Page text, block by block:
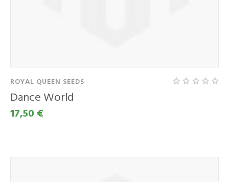
ROYAL QUEEN SEEDS
Dance World
17,50 €